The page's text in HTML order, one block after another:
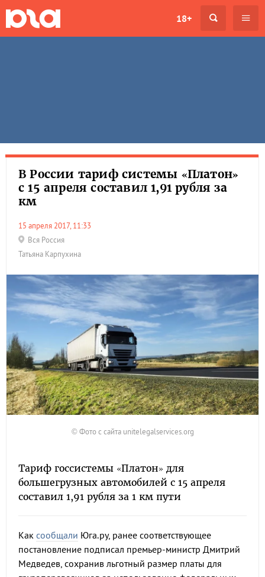
18+
В России тариф системы «Платон»
с 15 апреля составил 1,91 рубля за
км
15 апреля 2017, 11:33
Вся Россия
Татьяна Карпухина
© Фото с сайта unitelegalservices.org
Тариф госсистемы «Платон» для
большегрузных автомобилей с 15 апреля
составил 1,91 рубля за 1 км пути
Как сообщали Юга.ру, ранее соответствующее
постановление подписал премьер-министр Дмитрий
Медведев, сохранив льготный размер платы для